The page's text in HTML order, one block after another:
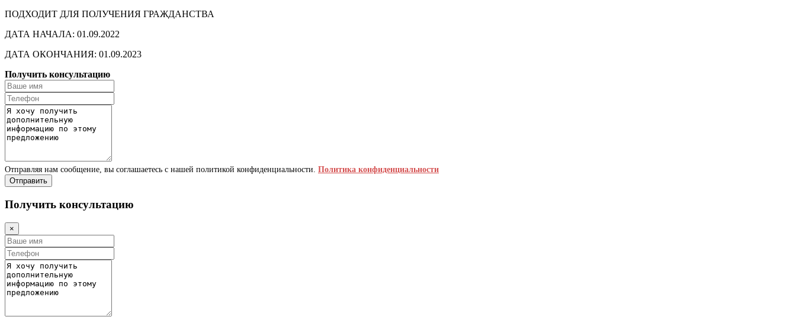
ПОДХОДИТ ДЛЯ ПОЛУЧЕНИЯ ГРАЖДАНСТВА
ДАТА НАЧАЛА: 01.09.2022
ДАТА ОКОНЧАНИЯ: 01.09.2023
Получить консультацию
Отправляя нам сообщение, вы соглашаетесь с нашей политикой конфиденциальности. Политика конфиденциальности
Отправить
Получить консультацию
×